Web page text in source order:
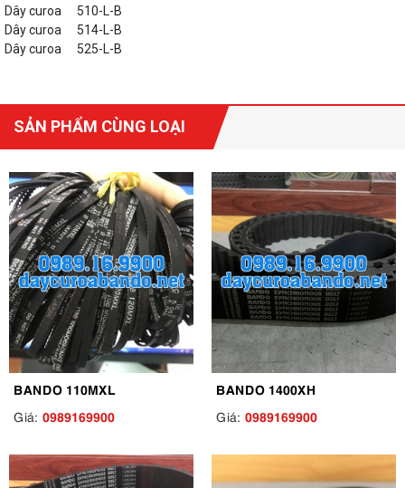
Dây curoa
510-L-B
Dây curoa
514-L-B
Dây curoa
525-L-B
SẢN PHẨM CÙNG LOẠI
BANDO 110MXL
Giá: 0989169900
BANDO 1400XH
Giá: 0989169900